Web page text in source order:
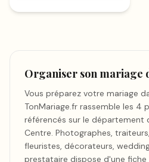
Organiser son mariage
Vous préparez votre mariage
TonMariage.fr rassemble les 4
référencés sur le département
Centre. Photographes,
fleuristes, décorateurs,
prestataire dispose d'une fiche